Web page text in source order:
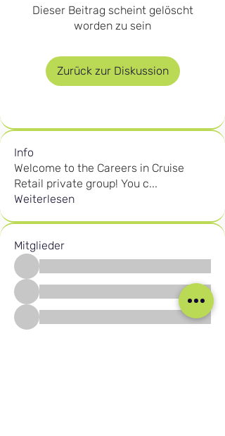
Dieser Beitrag scheint gelöscht
worden zu sein
Zurück zur Diskussion
Info
Welcome to the Careers in Cruise
Retail private group! You c...
Weiterlesen
Mitglieder